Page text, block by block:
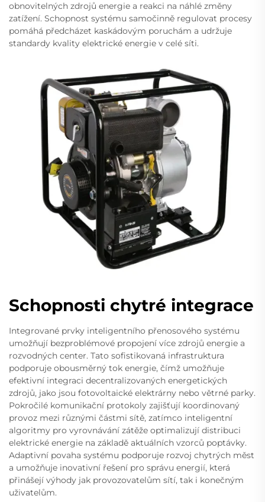
obnovitelných zdrojů energie a reakci na náhlé změny
zatížení. Schopnost systému samočinně regulovat procesy
pomáhá předcházet kaskádovým poruchám a udržuje
standardy kvality elektrické energie v celé síti.
Schopnosti chytré integrace
Integrované prvky inteligentního přenosového systému
umožňují bezproblémové propojení více zdrojů energie a
rozvodných center. Tato sofistikovaná infrastruktura
podporuje obousměrný tok energie, čímž umožňuje
efektivní integraci decentralizovaných energetických
zdrojů, jako jsou fotovoltaické elektrárny nebo větrné parky.
Pokročilé komunikační protokoly zajišťují koordinovaný
provoz mezi různými částmi sítě, zatímco inteligentní
algoritmy pro vyrovnávání zátěže optimalizují distribuci
elektrické energie na základě aktuálních vzorců poptávky.
Adaptivní povaha systému podporuje rozvoj chytrých měst
a umožňuje inovativní řešení pro správu energií, která
přinášejí výhody jak provozovatelům sítí, tak i konečným
uživatelům.